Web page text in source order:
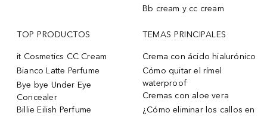
Bb cream y cc cream
TOP PRODUCTOS
it Cosmetics CC Cream
Bianco Latte Perfume
Bye bye Under Eye
Concealer
Billie Eilish Perfume
TEMAS PRINCIPALES
Crema con ácido hialurónico
Cómo quitar el rímel
waterproof
Cremas con aloe vera
¿Cómo eliminar los callos en